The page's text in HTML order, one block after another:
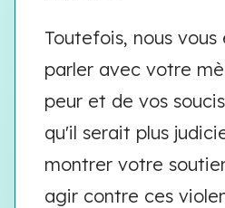
Toutefois, nous
parler avec votre
peur et de vos
qu'il serait plus
montrer votre
agir contre ces